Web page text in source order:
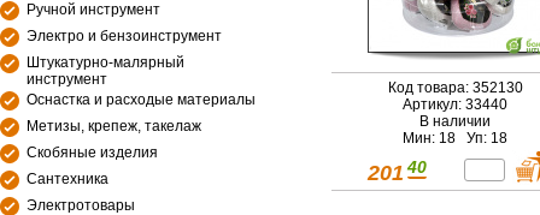
Ручной инструмент
Электро и бензоинструмент
Штукатурно-малярный
инструмент
Оснастка и расходые материалы
Метизы, крепеж, такелаж
Скобяные изделия
Сантехника
Электротовары
Код товара: 352130
Артикул: 33440
В наличии
Мин: 18 Уп: 18
201 40